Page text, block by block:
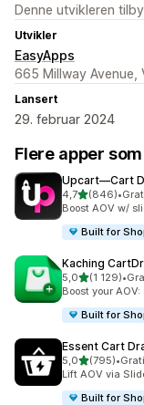
Denne utvikleren
Utvikler
EasyApps
665 Millway Avenue,
Lansert
29. februar 2024
Flere apper
Upcart—Cart
4,7av 5 stjerner
(846)
Totalt 846 •
Boost AOV w/
Built for
Kaching
5,0av 5 stjerner
(1 129)
Totalt 1129 •
Boost your
Built for
Essent Cart
5,0av 5 stjerner
(795)
Totalt 795 •
Lift AOV via
Built for